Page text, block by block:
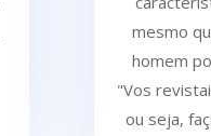
mesmo
homem
"Vos
ou seja,